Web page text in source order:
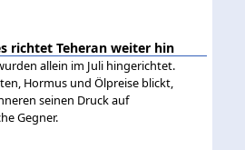
richtet Teheran weiter hin
allein im Juli hingerichtet.
Hormus und Ölpreise blickt,
seinen Druck auf
Gegner.